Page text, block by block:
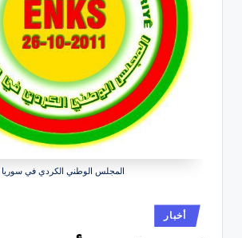
المجلس الوطني الكردي في سوريا
نُشر
في
أخبار